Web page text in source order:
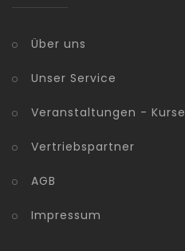
Über uns
Unser Service
Veranstaltungen - Kurse
Vertriebspartner
AGB
Impressum